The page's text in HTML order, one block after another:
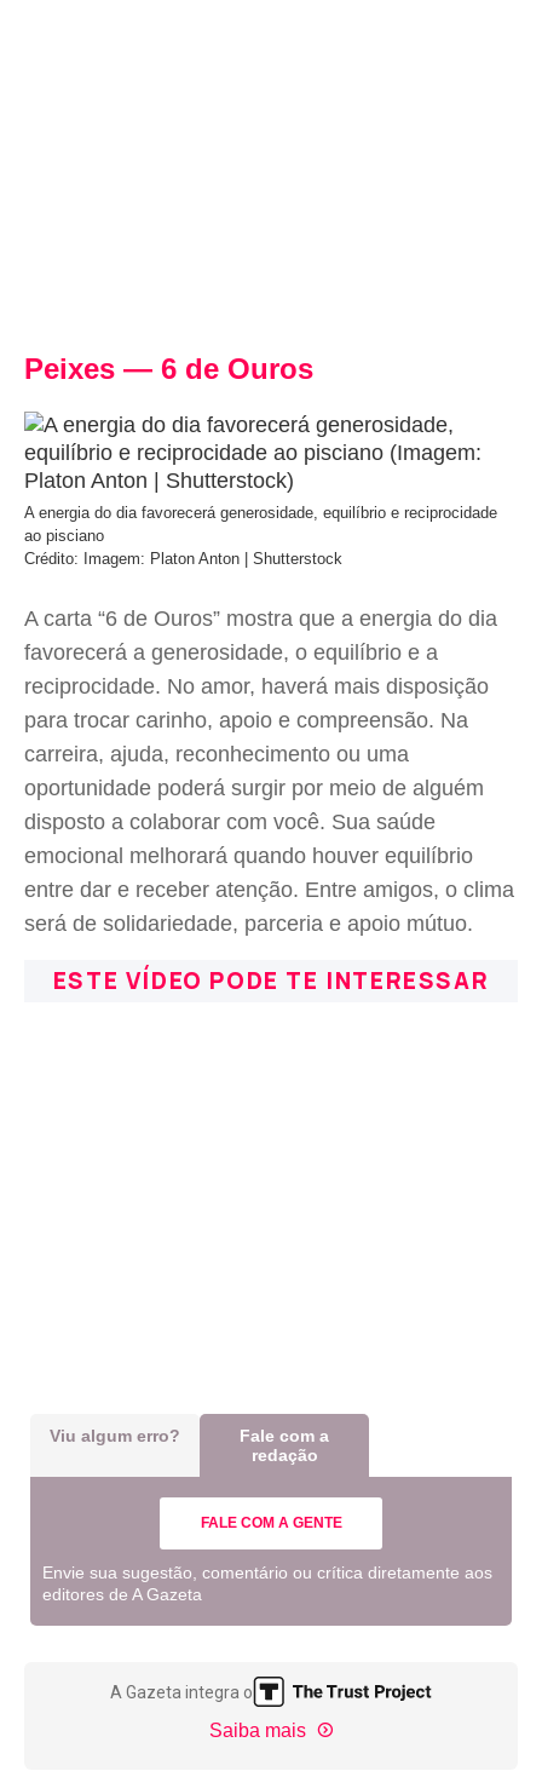
Peixes — 6 de Ouros
A energia do dia favorecerá generosidade, equilíbrio e reciprocidade
ao pisciano
Crédito: Imagem: Platon Anton | Shutterstock
A carta “6 de Ouros” mostra que a energia do dia
favorecerá a generosidade, o equilíbrio e a
reciprocidade. No amor, haverá mais disposição
para trocar carinho, apoio e compreensão. Na
carreira, ajuda, reconhecimento ou uma
oportunidade poderá surgir por meio de alguém
disposto a colaborar com você. Sua saúde
emocional melhorará quando houver equilíbrio
entre dar e receber atenção. Entre amigos, o clima
será de solidariedade, parceria e apoio mútuo.
ESTE VÍDEO PODE TE INTERESSAR
Viu algum erro?
Fale com a
redação
FALE COM A GENTE
Envie sua sugestão, comentário ou crítica diretamente aos
editores de A Gazeta
A Gazeta integra o
Saiba mais